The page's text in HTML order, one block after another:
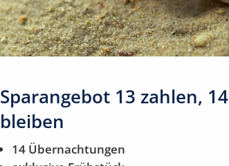
Sparangebot 13 zahlen, 14
bleiben
14 Übernachtungen